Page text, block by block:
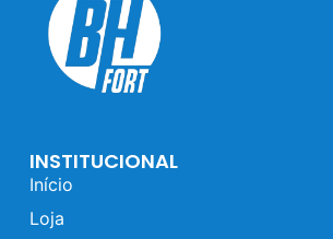
INSTITUCIONAL
Início
Loja